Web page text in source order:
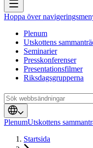
Hoppa över
Plenum
Utskottens
Seminarier
Presskonferenser
Presentationsfilmer
Riksdagsgrupperna
PlenumUtskottens
Startsida